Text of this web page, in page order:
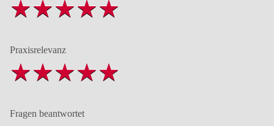
Praxisrelevanz
Fragen beantwortet